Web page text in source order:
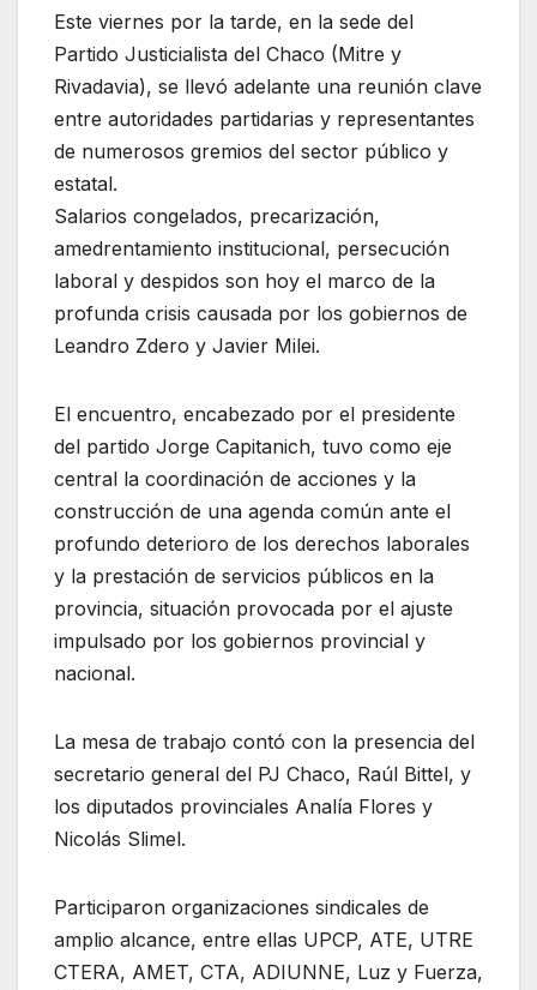
Este viernes por la tarde, en la sede del
Partido Justicialista del Chaco (Mitre y
Rivadavia), se llevó adelante una reunión clave
entre autoridades partidarias y representantes
de numerosos gremios del sector público y
estatal.
Salarios congelados, precarización,
amedrentamiento institucional, persecución
laboral y despidos son hoy el marco de la
profunda crisis causada por los gobiernos de
Leandro Zdero y Javier Milei.
El encuentro, encabezado por el presidente
del partido Jorge Capitanich, tuvo como eje
central la coordinación de acciones y la
construcción de una agenda común ante el
profundo deterioro de los derechos laborales
y la prestación de servicios públicos en la
provincia, situación provocada por el ajuste
impulsado por los gobiernos provincial y
nacional.
La mesa de trabajo contó con la presencia del
secretario general del PJ Chaco, Raúl Bittel, y
los diputados provinciales Analía Flores y
Nicolás Slimel.
Participaron organizaciones sindicales de
amplio alcance, entre ellas UPCP, ATE, UTRE
CTERA, AMET, CTA, ADIUNNE, Luz y Fuerza,